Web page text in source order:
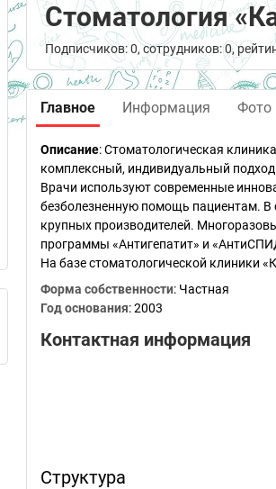
Стоматология
Подписчиков: 0, сотрудников: 0,
Главное Информация Фото
Описание: Стоматологическая
комплексный, индивидуальный
Врачи используют современные
безболезненную помощь пациентам. В
крупных производителей.
программы «Антигепатит» и
На базе стоматологической клиники
Форма собственности: Частная
Год основания:2003
Контактная информация
Структура